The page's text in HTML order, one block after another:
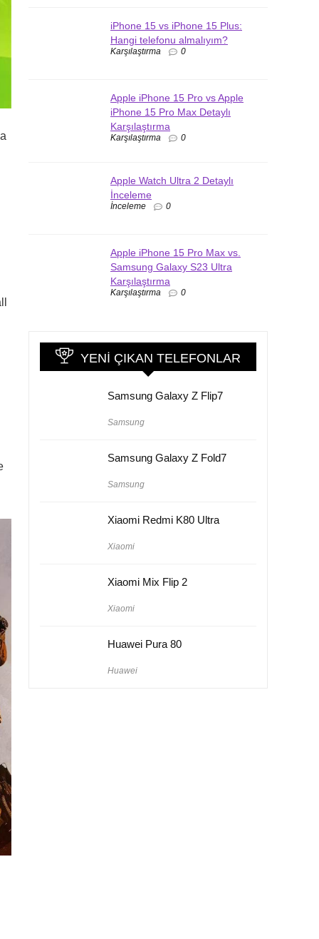
iPhone 15 vs iPhone 15 Plus:
Hangi telefonu almalıyım?
Karşılaştırma 0
Apple iPhone 15 Pro vs Apple
iPhone 15 Pro Max Detaylı
Karşılaştırma
Karşılaştırma 0
Apple Watch Ultra 2 Detaylı
İnceleme
İnceleme 0
Apple iPhone 15 Pro Max vs.
Samsung Galaxy S23 Ultra
Karşılaştırma
Karşılaştırma 0
YENI ÇIKAN TELEFONLAR
Samsung Galaxy Z Flip7
Samsung
Samsung Galaxy Z Fold7
Samsung
Xiaomi Redmi K80 Ultra
Xiaomi
Xiaomi Mix Flip 2
Xiaomi
Huawei Pura 80
Huawei